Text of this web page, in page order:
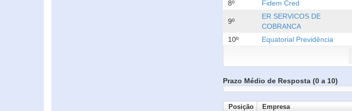
8º
Fidem Cred
9º
ER SERVICOS DE
COBRANCA
10º Equatorial Previdência
Prazo Médio de Resposta (0 a 10)
Posição Empresa